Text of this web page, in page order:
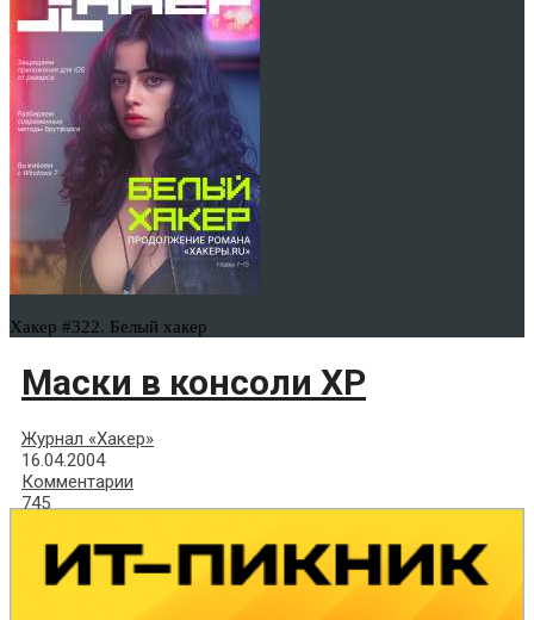
Хакер #322. Белый хакер
Маски в консоли ХР
Журнал «Хакер»
16.04.2004
Комментарии
745